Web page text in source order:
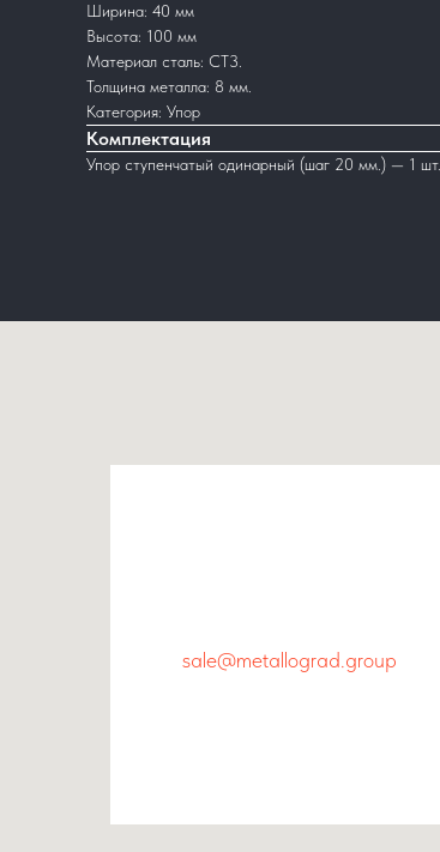
Ширина: 40 мм
Высота: 100 мм
Материал сталь: СТ3.
Толщина металла: 8 мм.
Категория: Упор
Комплектация
Упор ступенчатый одинарный (шаг 20 мм.) — 1 шт.
sale@metallograd.group